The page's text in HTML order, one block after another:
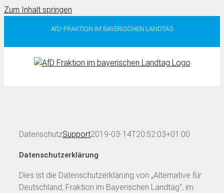
Zum Inhalt springen
AfD-FRAKTION IM BAYERISCHEN LANDTAG
DatenschutzSupport2019-03-14T20:52:03+01:00
Datenschutzerklärung
Dies ist die Datenschutzerklärung von „Alternative für
Deutschland, Fraktion im Bayerischen Landtag“, im